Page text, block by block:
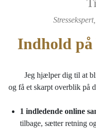
Indhold
Jeg hjælper dig til at
og få et skarpt overblik på
1 indledende online
tilbage, sætter retning